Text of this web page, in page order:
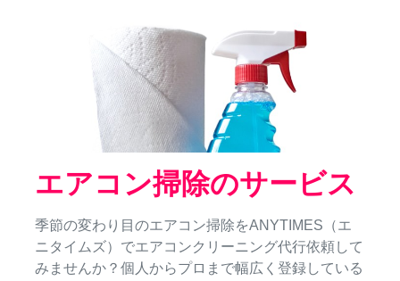
エアコン掃除のサービス
季節の変わり目のエアコン掃除をANYTIMES（エ
ニタイムズ）でエアコンクリーニング代行依頼して
みませんか？個人からプロまで幅広く登録している